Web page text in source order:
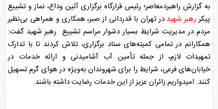
به گزارش راهبردمعاصر؛ رئیس قرارگاه برگزاری آئین وداع، نماز و تشییع
پیکر رهبر شهید در تهران با قدردانی از صبر، همکاری و همراهی بی‌نظیر
مردم در مدیریت شرایط بسیار دشوار مراسم تشییع رهبر شهید گفت:
همکارانم در تمامی کمیته‌های ستاد برگزاری، تلاش کردند تا با تدارک
تمهیدات لازم، از جمله تأمین آب آشامیدنی و ارائه خدمات در
خیابان‌های فرعی، شرایط را برای شهروندان به‌ویژه در هوای گرم تسهیل
کنند. امیدواریم زائران عزیز از این خدمات رضایت داشته باشند.